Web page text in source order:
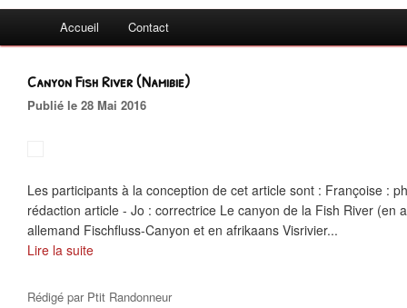
Accueil Contact
Canyon Fish River (Namibie)
Publié le 28 Mai 2016
Les participants à la conception de cet article sont : Françoise :
rédaction article - Jo : correctrice Le canyon de la Fish River (en
allemand Fischfluss-Canyon et en afrikaans Visrivier...
Lire la suite
Rédigé par Ptit Randonneur